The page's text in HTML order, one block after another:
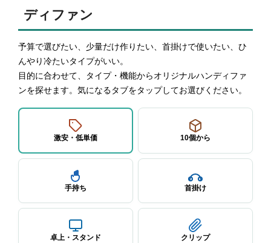
ディファン
予算で選びたい、少量だけ作りたい、首掛けで使いたい、ひ
んやり冷たいタイプがいい。
目的に合わせて、タイプ・機能からオリジナルハンディファ
ンを探せます。気になるタブをタップしてお選びください。
激安・低単価 10個から
手持ち 首掛け
卓上・スタンド クリップ